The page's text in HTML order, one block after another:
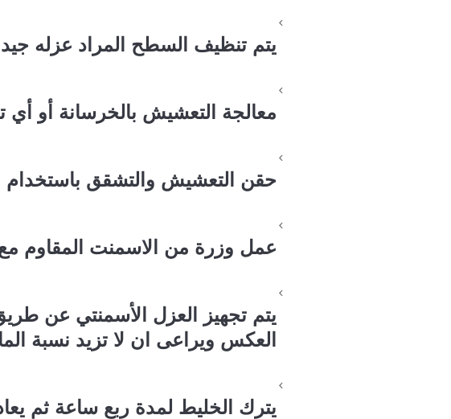
يتم تنظيف السطح المراد عزله
معالجة التعشيش بالخرسانة أو أي
حقن التعشيش والتشقق باستخدام
عمل وزرة من الاسمنت المقاوم مع مادة
يتم تجهيز العزل الأسمنتي عن
العكس ويراعى ان لا تزيد نسبة الماء عن 35 % ثم تقليب الخليط
يترك الخليط لمدة ربع ساعة ثم